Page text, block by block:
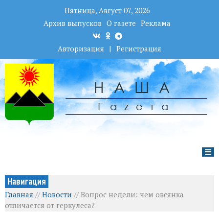
Пятница, Август 07, 2026
Архив выпусков О газете Реклама
Авторизация | Регистрация
НАША
Гаzета
Навигация
Главная //Новости //Вопрос недели: чем овсянка
отличается от геркулеса?